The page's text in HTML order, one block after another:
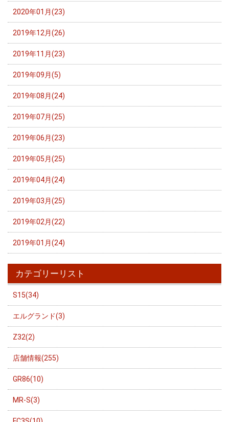
2020年01月(23)
2019年12月(26)
2019年11月(23)
2019年09月(5)
2019年08月(24)
2019年07月(25)
2019年06月(23)
2019年05月(25)
2019年04月(24)
2019年03月(25)
2019年02月(22)
2019年01月(24)
カテゴリーリスト
S15(34)
エルグランド(3)
Z32(2)
店舗情報(255)
GR86(10)
MR-S(3)